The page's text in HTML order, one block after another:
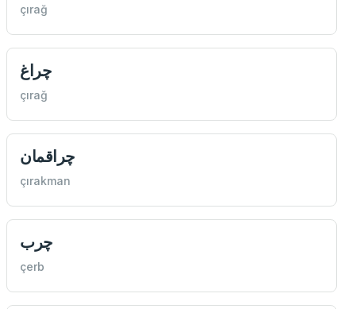
çırağ
چراغ
çırağ
چراقمان
çırakman
چرب
çerb